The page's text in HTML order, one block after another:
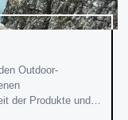
Outdoor-
der Produkte und